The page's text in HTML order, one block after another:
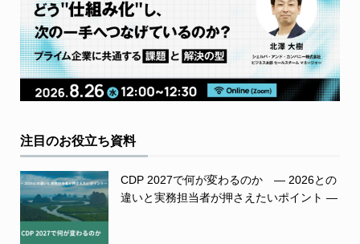
注目のお役立ち資料
CDP 2027で何が変わるのか ― 2026との
違いと実務担当者が押さえたいポイント ―